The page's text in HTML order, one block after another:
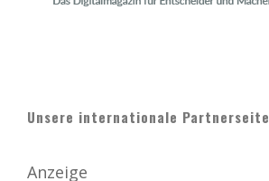
Unsere internationale Partnerseite
Anzeige